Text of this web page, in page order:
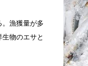
。漁獲量が多
物のエサと